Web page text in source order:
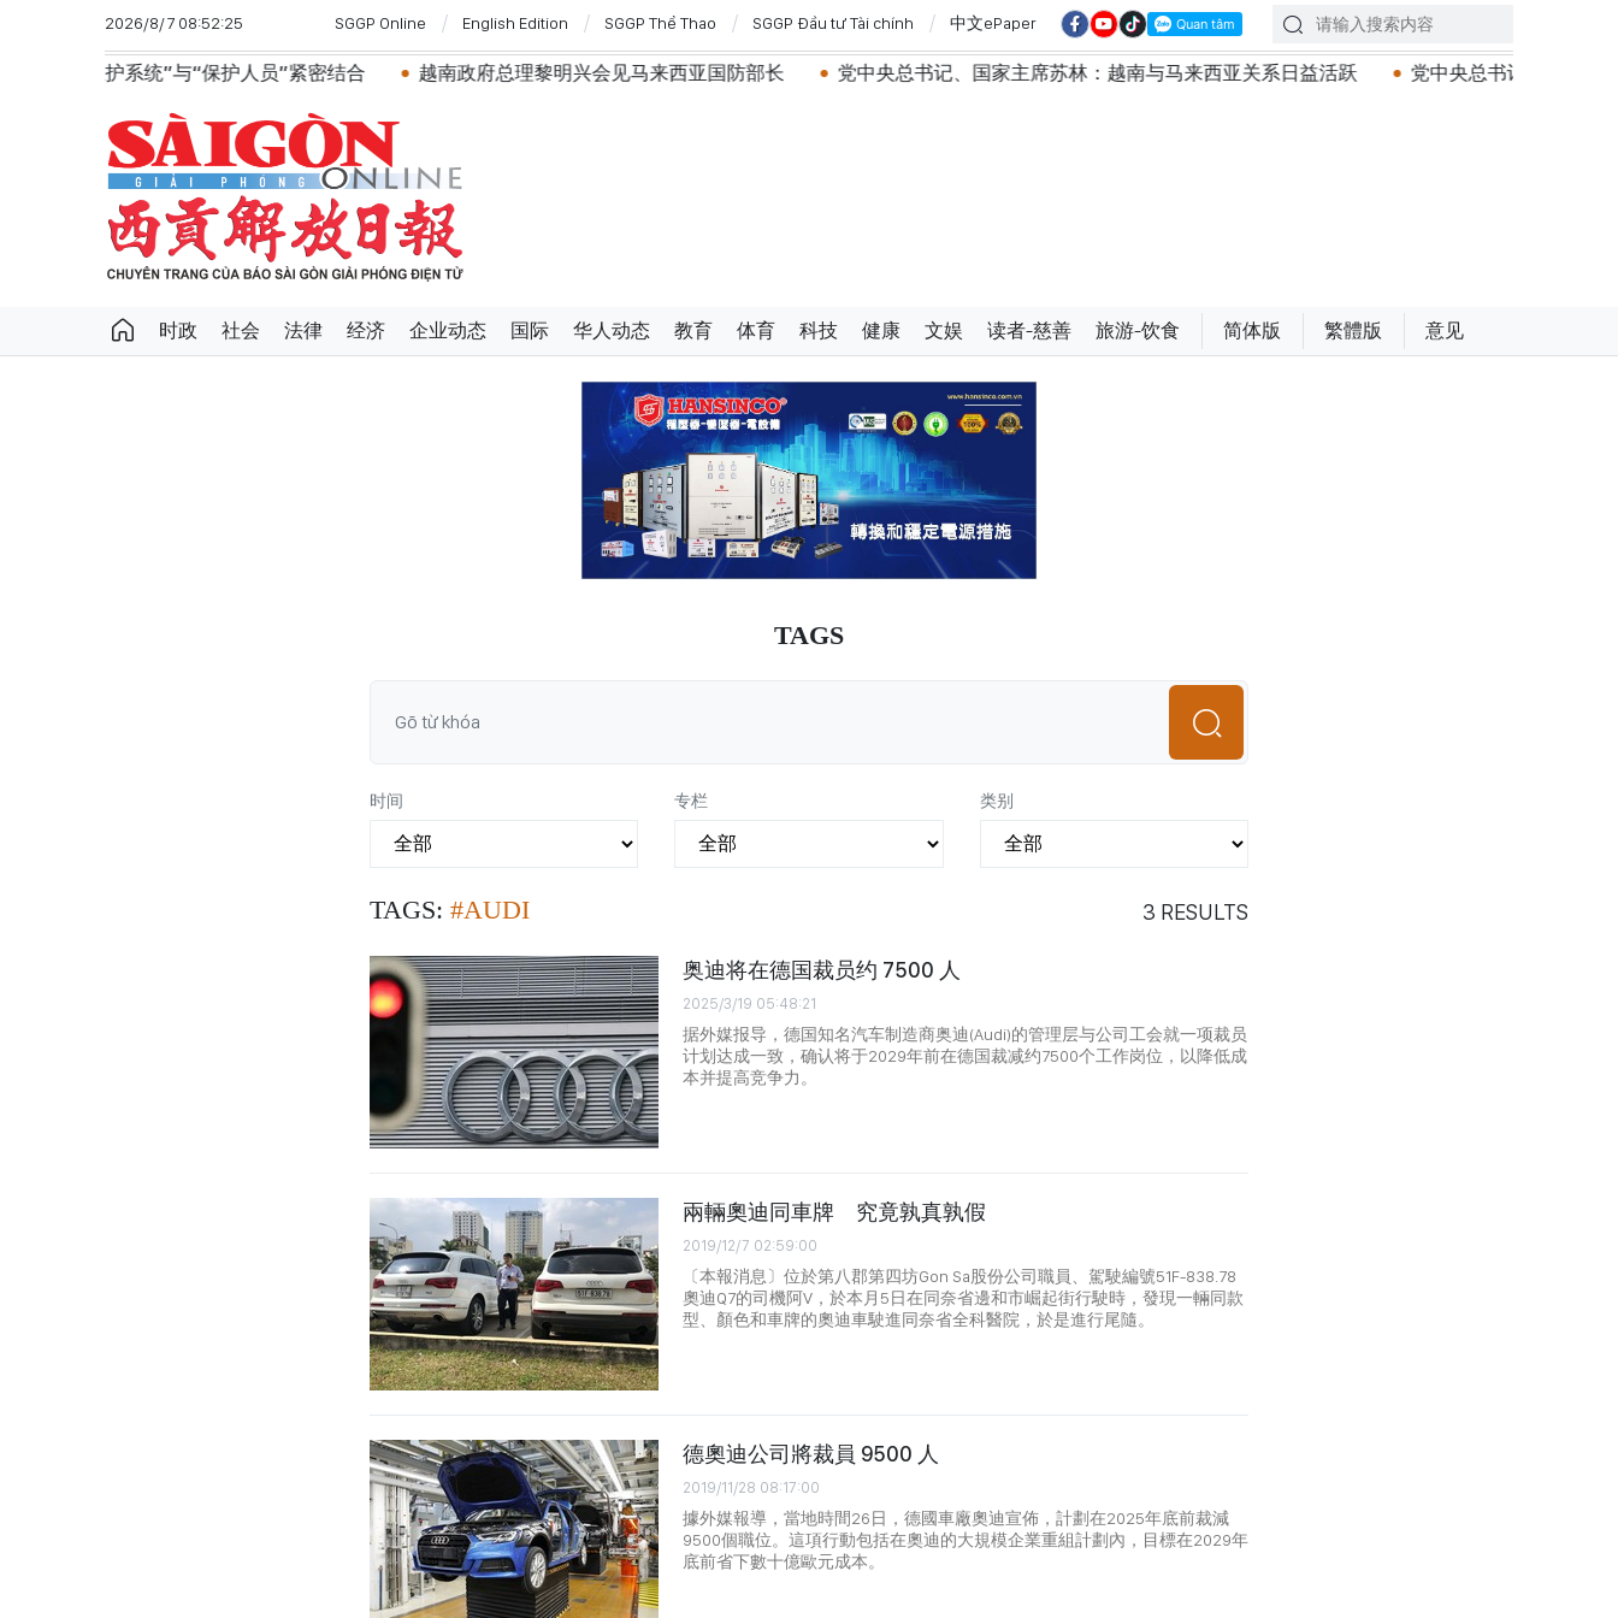
2026/8/7 08:52:25 SGGP Online English Edition SGGP Thể Thao SGGP Đầu tư Tài chính 中文ePaper
“维护系统”与“保护人员”紧密结合 越南政府总理黎明兴会见马来西亚国防部长 党中央总书记、国家主席苏林：越南与马来西亚关系日益活跃 党中央总书记、国家主席苏
时政 社会 法律 经济 企业动态 国际 华人动态 教育 体育 科技 健康 文娱 读者-慈善 旅游-饮食 简体版 繁體版 意见
TAGS
时间 专栏 类别
TAGS: #AUDI 3 RESULTS
奥迪将在德国裁员约 7500 人
2025/3/19 05:48:21
据外媒报导，德国知名汽车制造商奥迪(Audi)的管理层与公司工会就一项裁员
计划达成一致，确认将于2029年前在德国裁减约7500个工作岗位，以降低成
本并提高竞争力。
兩輛奧迪同車牌 究竟孰真孰假
2019/12/7 02:59:00
〔本報消息〕位於第八郡第四坊Gon Sa股份公司職員、駕駛編號51F-838.78
奧迪Q7的司機阿V，於本月5日在同奈省邊和市崛起街行駛時，發現一輛同款
型、顏色和車牌的奧迪車駛進同奈省全科醫院，於是進行尾隨。
德奧迪公司將裁員 9500 人
2019/11/28 08:17:00
據外媒報導，當地時間26日，德國車廠奧迪宣佈，計劃在2025年底前裁減
9500個職位。這項行動包括在奧迪的大規模企業重組計劃內，目標在2029年
底前省下數十億歐元成本。